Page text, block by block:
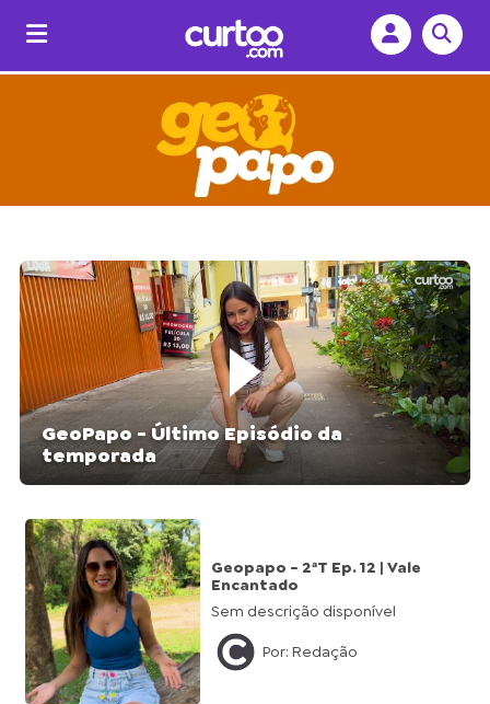
GeoPapo - Último Episódio da
temporada
Geopapo - 2ªT Ep. 12 | Vale
Encantado
Sem descrição disponível
Por: Redação